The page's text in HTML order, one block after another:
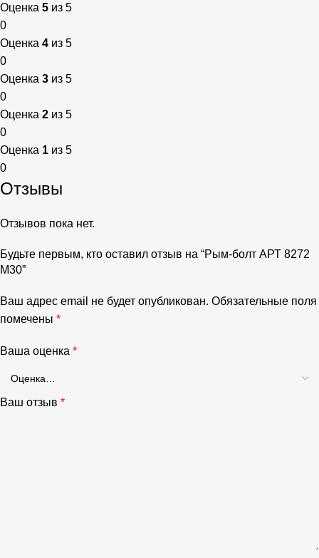
Оценка 5 из 5
0
Оценка 4 из 5
0
Оценка 3 из 5
0
Оценка 2 из 5
0
Оценка 1 из 5
0
Отзывы
Отзывов пока нет.
Будьте первым, кто оставил отзыв на “Рым-болт АРТ 8272
М30”
Ваш адрес email не будет опубликован. Обязательные поля
помечены *
Ваша оценка *
Ваш отзыв *